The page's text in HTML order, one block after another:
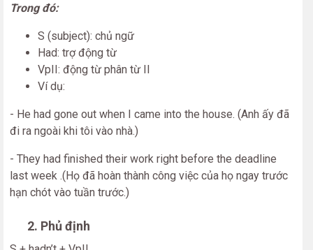
Trong đó:
S (subject): chủ ngữ
Had: trợ động từ
VpII: động từ phân từ II
Ví dụ:
- He had gone out when I came into the house. (Anh ấy đã
đi ra ngoài khi tôi vào nhà.)
- They had finished their work right before the deadline
last week .(Họ đã hoàn thành công việc của họ ngay trước
hạn chót vào tuần trước.)
2. Phủ định